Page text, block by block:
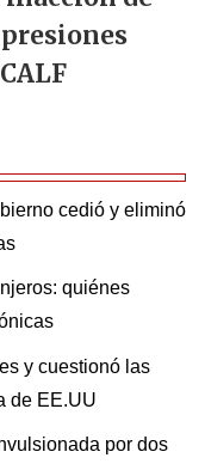
cedió y eliminó
quiénes
y cuestionó las
de EE.UU
por dos